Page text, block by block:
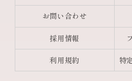
お問い合わせ
採用情報
利用規約 特